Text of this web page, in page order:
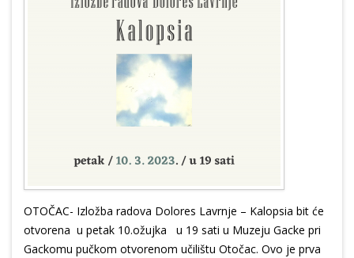
OTOČAC- Izložba radova Dolores Lavrnje – Kalopsia bit će
otvorena u petak 10.ožujka u 19 sati u Muzeju Gacke pri
Gackomu pučkom otvorenom učilištu Otočac. Ovo je prva